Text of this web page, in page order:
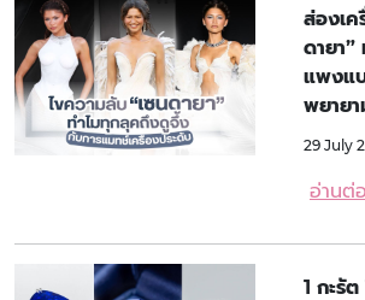
ส่องเค
ดายา”
แพงแ
พยายา
29 July
อ่านต่อ
1 กะรั